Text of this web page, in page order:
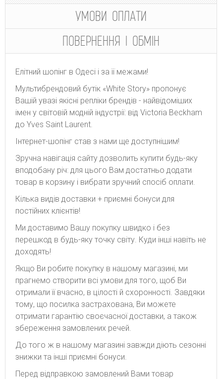
УМОВИ ОПЛАТИ
ПОВЕРНЕННЯ І ОБМІН
Елітний шопінг в Одесі і за її межами!
Мультибрендовий бутік «White Story» пропонує
Вашій увазі якісні репліки брендів - найвідоміших
імен у світовій модній індустрії: від Victoria Beckham
до Yves Saint Laurent.
Інтернет-шопінг став з нами ще доступнішим!
Зручна навігація сайту дозволить купити будь-яку
вподобану річ: для цього Вам достатньо додати
товар в корзину і вибрати зручний спосіб оплати.
Кілька видів доставки + приємні бонуси для
постійних клієнтів!
Ми доставимо Вашу покупку швидко і без
перешкод в будь-яку точку світу. Куди інші навіть не
доходять!
Якщо Ви робите покупку в нашому магазині, ми
прагнемо створити всі умови для того, щоб Ви
отримали її вчасно, в цілості й схоронності. Завдяки
тому, що посилка застрахована, Ви можете
отримати гарантію своєчасної доставки, а також
збереження замовлених речей.
До того ж в нашому магазині завжди діють сезонні
знижки та інші приємні бонуси.
Перед відправкою замовлений Вами товар